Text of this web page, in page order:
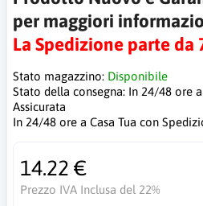
per maggiori
La Spedizione parte da
Stato magazzino: Disponibile
Stato della consegna: In 24/48 ore
Assicurata
In 24/48 ore a Casa Tua con
14.22 €
Prezzo IVA Inclusa del 22%